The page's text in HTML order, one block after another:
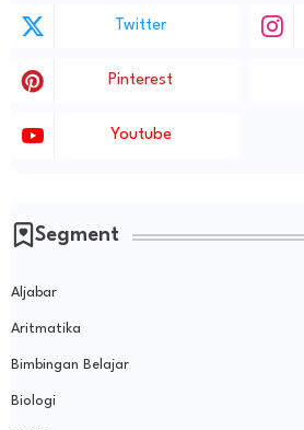
Twitter
Pinterest
Youtube
Segment
Aljabar
Aritmatika
Bimbingan Belajar
Biologi